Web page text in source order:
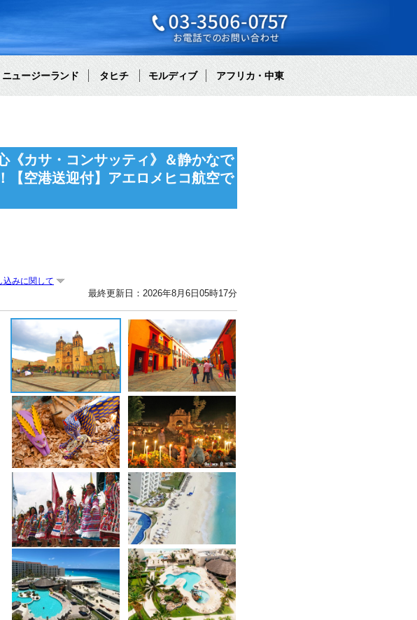
ニュージーランド タヒチ モルディブ アフリカ・中東
《カサ・コンサッティ》＆静かなで
【空港送迎付】アエロメヒコ航空で
込みに関して
最終更新日：2026年8月6日05時17分